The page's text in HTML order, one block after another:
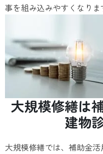
事を組み込みやすくなりま
大規模修繕は
建物
大規模修繕では、補助金